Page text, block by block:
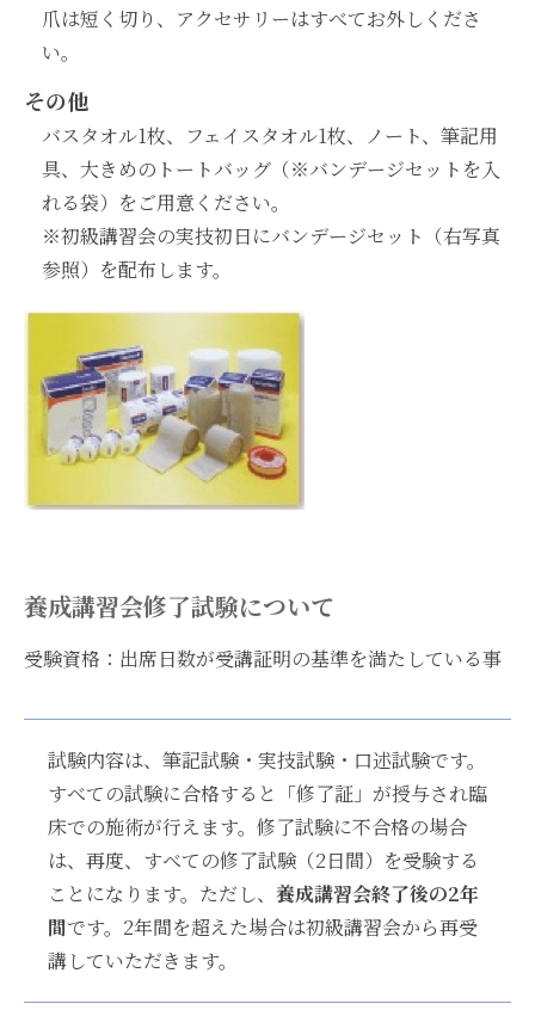
爪は短く切り、アクセサリーはすべてお外しくださ
い。
その他
バスタオル1枚、フェイスタオル1枚、ノート、筆記用
具、大きめのトートバッグ（※バンデージセットを入
れる袋）をご用意ください。
※初級講習会の実技初日にバンデージセット（右写真
参照）を配布します。
養成講習会修了試験について
受験資格：出席日数が受講証明の基準を満たしている事
試験内容は、筆記試験・実技試験・口述試験です。
すべての試験に合格すると「修了証」が授与され臨
床での施術が行えます。修了試験に不合格の場合
は、再度、すべての修了試験（2日間）を受験する
ことになります。ただし、 養成講習会終了後の2年
間です。2年間を超えた場合は初級講習会から再受
講していただきます。